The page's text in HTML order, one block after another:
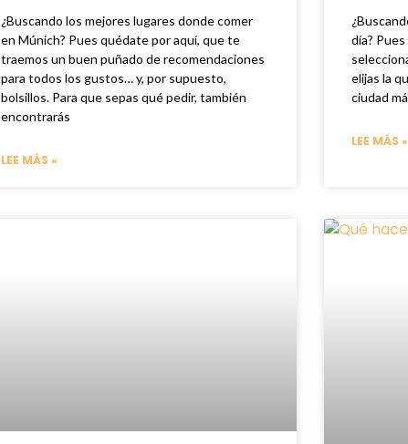
¿Buscando los mejores lugares donde comer
en Múnich? Pues quédate por aquí, que te
traemos un buen puñado de recomendaciones
para todos los gustos… y, por supuesto,
bolsillos. Para que sepas qué pedir, también
encontrarás
LEE MÁS »
día?
elijas la
ciudad
LEE MÁS »